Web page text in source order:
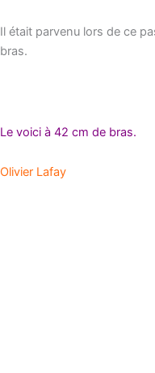
Il était parvenu lors de ce
bras.
Le voici à 42 cm de bras.
Olivier Lafay